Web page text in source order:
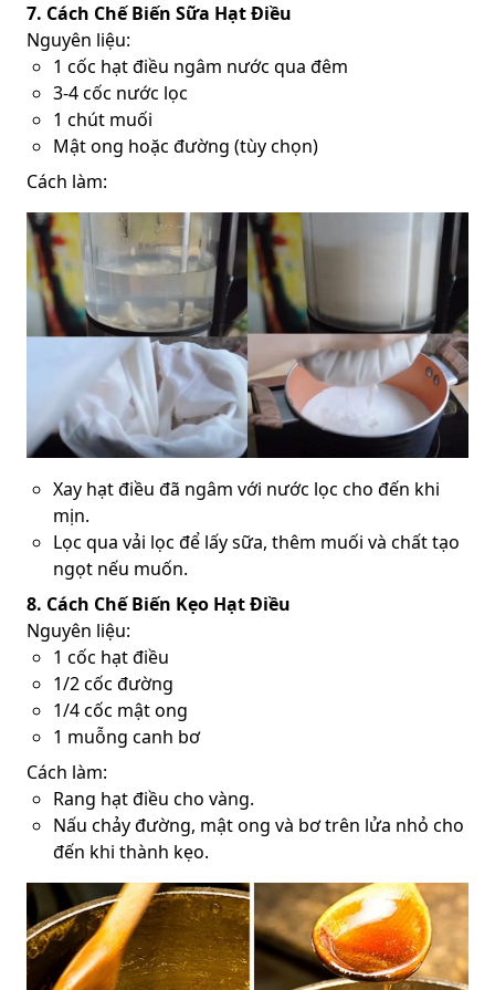
7. Cách Chế Biến Sữa Hạt Điều
Nguyên liệu:
1 cốc hạt điều ngâm nước qua đêm
3-4 cốc nước lọc
1 chút muối
Mật ong hoặc đường (tùy chọn)
Cách làm:
Xay hạt điều đã ngâm với nước lọc cho đến khi
mịn.
Lọc qua vải lọc để lấy sữa, thêm muối và chất tạo
ngọt nếu muốn.
8. Cách Chế Biến Kẹo Hạt Điều
Nguyên liệu:
1 cốc hạt điều
1/2 cốc đường
1/4 cốc mật ong
1 muỗng canh bơ
Cách làm:
Rang hạt điều cho vàng.
Nấu chảy đường, mật ong và bơ trên lửa nhỏ cho
đến khi thành kẹo.